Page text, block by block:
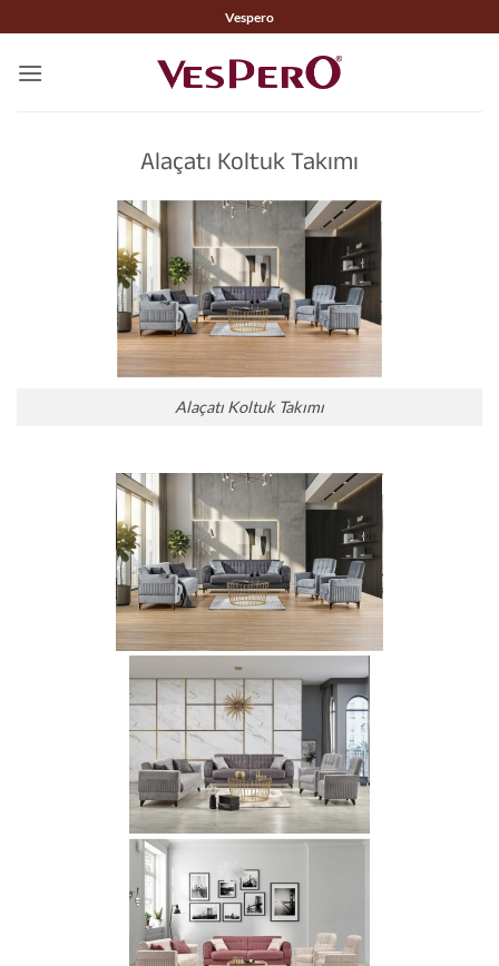
atla
Vespero
Alaçatı Koltuk Takımı
Alaçatı Koltuk Takımı